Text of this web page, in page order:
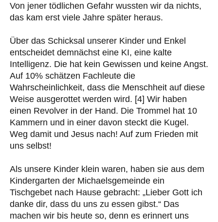
Von jener tödlichen Gefahr wussten wir da nichts,
das kam erst viele Jahre später heraus.
Über das Schicksal unserer Kinder und Enkel
entscheidet demnächst eine KI, eine kalte
Intelligenz. Die hat kein Gewissen und keine Angst.
Auf 10% schätzen Fachleute die
Wahrscheinlichkeit, dass die Menschheit auf diese
Weise ausgerottet werden wird. [4] Wir haben
einen Revolver in der Hand. Die Trommel hat 10
Kammern und in einer davon steckt die Kugel.
Weg damit und Jesus nach! Auf zum Frieden mit
uns selbst!
Als unsere Kinder klein waren, haben sie aus dem
Kindergarten der Michaelsgemeinde ein
Tischgebet nach Hause gebracht: „Lieber Gott ich
danke dir, dass du uns zu essen gibst.“ Das
machen wir bis heute so, denn es erinnert uns